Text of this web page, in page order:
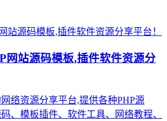
网站源码模板,插件软件资源分
络资源分享平台,提供各种PHP源
、模板插件、软件工具、网络教程、